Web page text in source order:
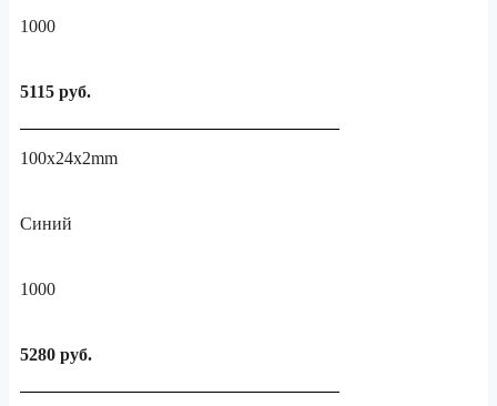
1000
5115 руб.
100x24x2mm
Синий
1000
5280 руб.